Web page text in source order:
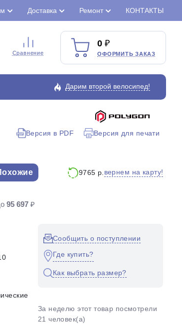
Доставка Ремонт КОНТАКТЫ
Сравнение
0
ОФОРМИТЬ ЗАКАЗ
Дарим второй велосипед!
Версия в PDF Версия для печати
9765 р. вернем на карту!
95 697 ₽
Сообщить о поступлении
Где купить?
Как выбрать размер?
За неделю этот товар посмотрели
21 человек(а)